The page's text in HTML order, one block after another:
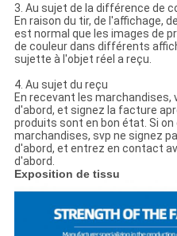
3. Au sujet de la différence de
En raison du tir, de l'affichage,
est normal que les images de
de couleur dans différents
sujette à l'objet réel a reçu.
4. Au sujet du reçu
En recevant les
d'abord, et signez la facture
produits sont en bon état. Si
marchandises, svp ne signez
d'abord, et entrez en contact
d'abord.
Exposition de tissu